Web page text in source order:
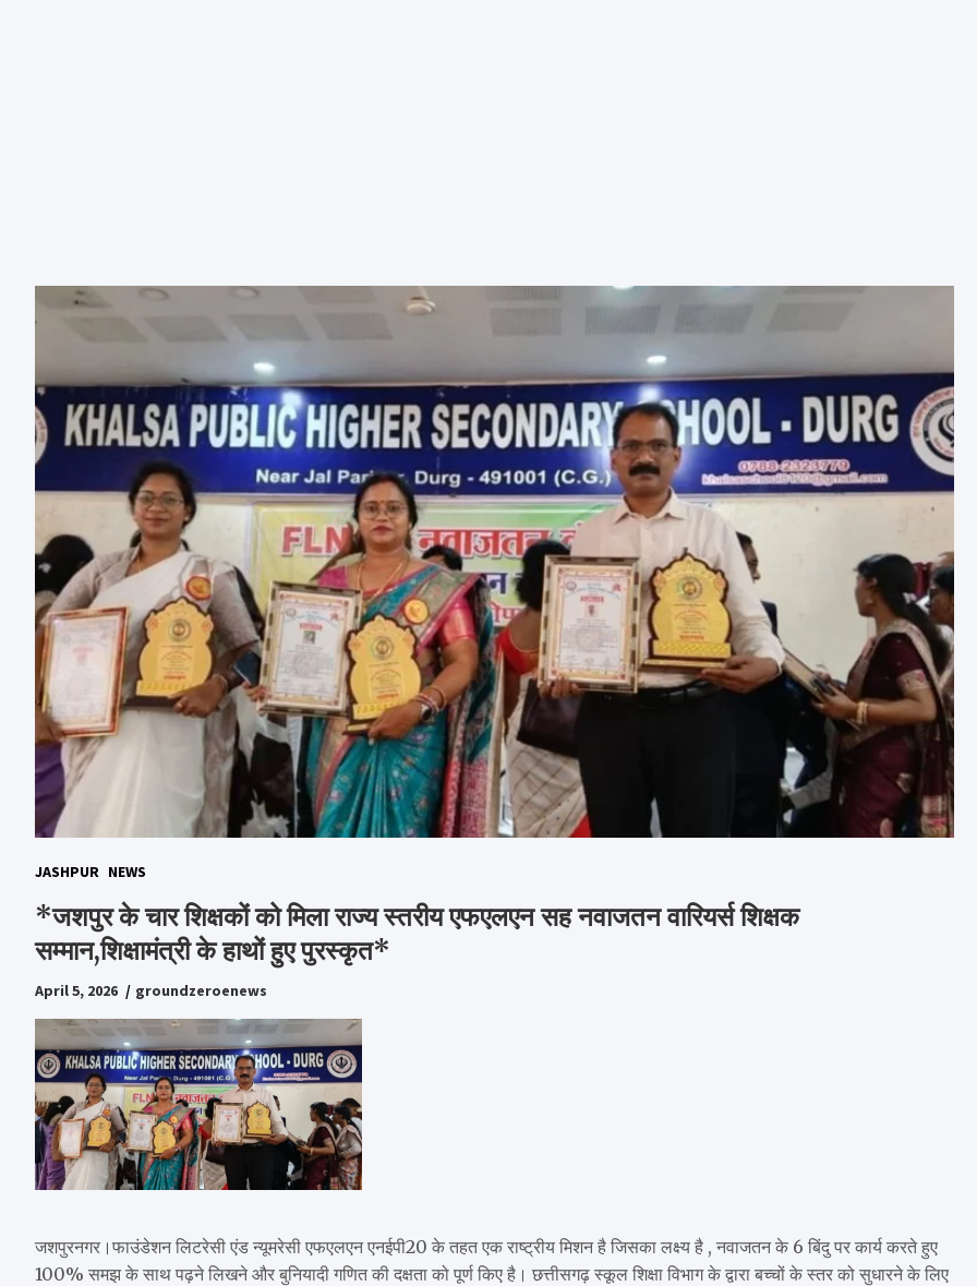
JASHPUR NEWS
*जशपुर के चार शिक्षकों को मिला राज्य स्तरीय एफएलएन सह नवाजतन वारियर्स शिक्षक
सम्मान,शिक्षामंत्री के हाथों हुए पुरस्कृत*
April 5, 2026 groundzeroenews
जशपुरनगर।फाउंडेशन लिटरेसी एंड न्यूमरेसी एफएलएन एनईपी20 के तहत एक राष्ट्रीय मिशन है जिसका लक्ष्य है , नवाजतन के 6 बिंदु पर कार्य करते हुए
100% समझ के साथ पढ़ने लिखने और बुनियादी गणित की दक्षता को पूर्ण किए है। छत्तीसगढ़ स्कूल शिक्षा विभाग के द्वारा बच्चों के स्तर को सुधारने के लिए